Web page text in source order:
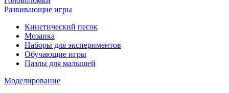
Развивающие игры
Кинетический песок
Мозаика
Наборы для экспериментов
Обучающие игры
Пазлы для малышей
Моделирование